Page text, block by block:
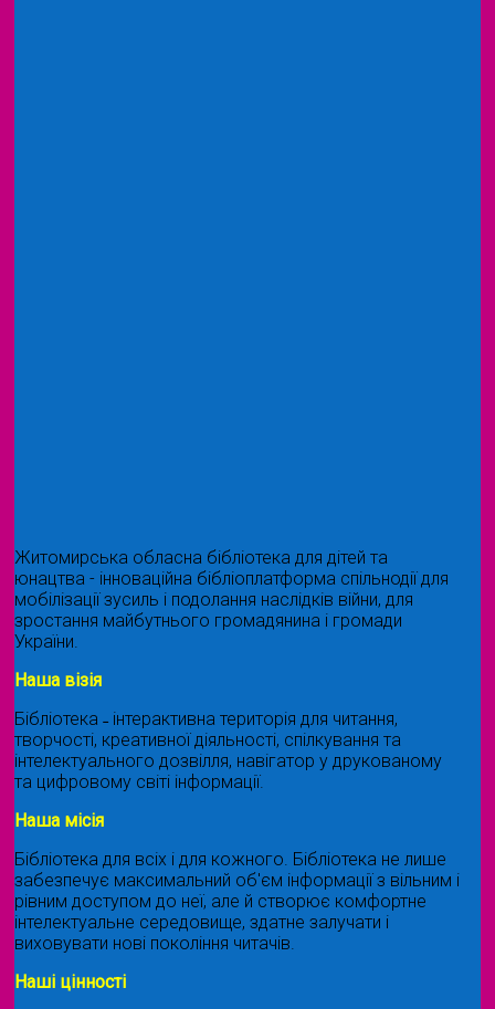
Житомирська обласна бібліотека для дітей та
юнацтва - інноваційна бібліоплатформа спільнодії для
мобілізації зусиль і подолання наслідків війни, для
зростання майбутнього громадянина і громади
України.
Наша візія
Бібліотека ˗ інтерактивна територія для читання,
творчості, креативної діяльності, спілкування та
інтелектуального дозвілля, навігатор у друкованому
та цифровому світі інформації.
Наша місія
Бібліотека для всіх і для кожного. Бібліотека не лише
забезпечує максимальний об'єм інформації з вільним і
рівним доступом до неї, але й створює комфортне
інтелектуальне середовище, здатне залучати і
виховувати нові покоління читачів.
Наші цінності